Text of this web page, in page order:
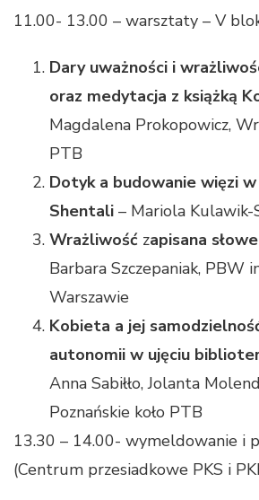
11.00- 13.00 – warsztaty – V
Dary uważności i
oraz medytacja z książką
Magdalena Prokopowicz,
PTB
Dotyk a budowanie więzi
Shentali – Mariola Kulawik-
Wrażliwość zapisana
Barbara Szczepaniak, PBW
Warszawie
Kobieta a jej
autonomii w ujęciu
Anna Sabiłło, Jolanta
Poznańskie koło PTB
13.30 – 14.00- wymeldowanie i
(Centrum przesiadkowe PKS i